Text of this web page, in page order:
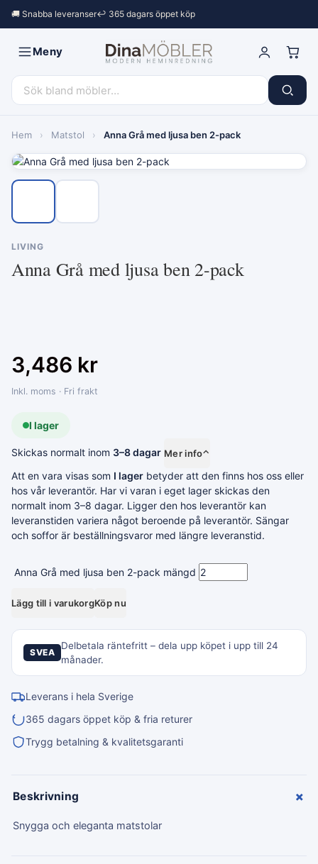
🚚 Snabba leveranser↩︎ 365 dagars öppet köp
Meny
Hem › Matstol › Anna Grå med ljusa ben 2-pack
LIVING
Anna Grå med ljusa ben 2-pack
3,486 kr
Inkl. moms · Fri frakt
I lager
Skickas normalt inom 3–8 dagar Mer info⌃
Att en vara visas som I lager betyder att den finns hos oss eller
hos vår leverantör. Har vi varan i eget lager skickas den
normalt inom 3–8 dagar. Ligger den hos leverantör kan
leveranstiden variera något beroende på leverantör. Sängar
och soffor är beställningsvaror med längre leveranstid.
Anna Grå med ljusa ben 2-pack mängd
Lägg till i varukorgKöp nu
SVEA
Delbetala räntefritt – dela upp köpet i upp till 24
månader.
Leverans i hela Sverige
365 dagars öppet köp & fria returer
Trygg betalning & kvalitetsgaranti
Beskrivning +
Snygga och eleganta matstolar